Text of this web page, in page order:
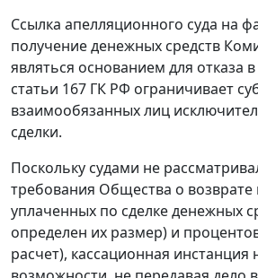
Ссылка апелляционного суда на
получение денежных средств
являться основанием для отказа в
статьи 167 ГК РФ ограничивает
взаимообязанных лиц
сделки.
Поскольку судами не
требования Общества о
уплаченных по сделке денежных
определен их размер) и
расчет), кассационная инстанция